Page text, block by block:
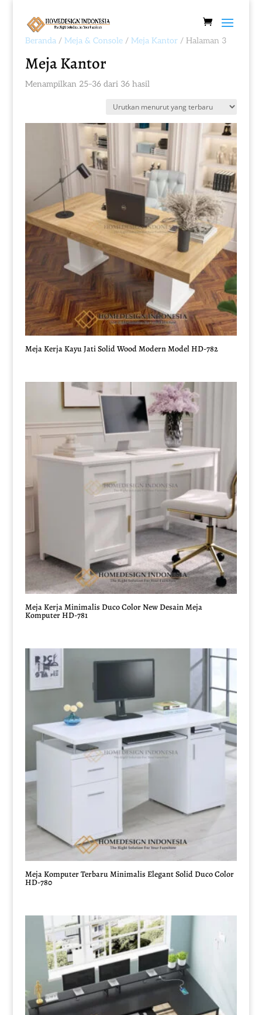
Beranda/ Meja & Console/ Meja Kantor/ Halaman 3
Meja Kantor
Menampilkan 25–36 dari 36 hasilDiurutkan
yang
terbaru
Meja Kerja Kayu Jati Solid Wood Modern Model HD-782
Meja Kerja Minimalis Duco Color New Desain Meja
Komputer HD-781
Meja Komputer Terbaru Minimalis Elegant Solid Duco Color
HD-780